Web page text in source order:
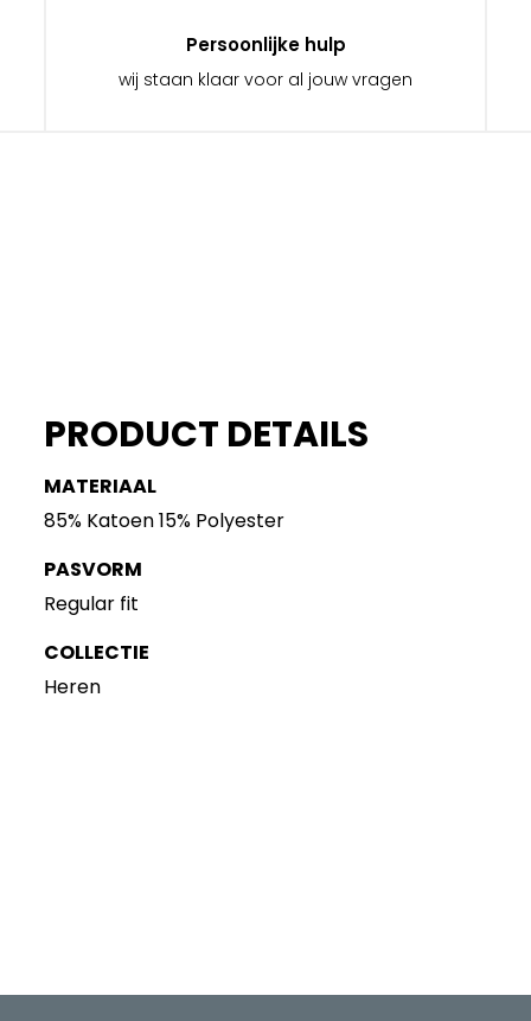
Persoonlijke hulp
wij staan klaar voor al jouw vragen
PRODUCT DETAILS
MATERIAAL
85% Katoen 15% Polyester
PASVORM
Regular fit
COLLECTIE
Heren